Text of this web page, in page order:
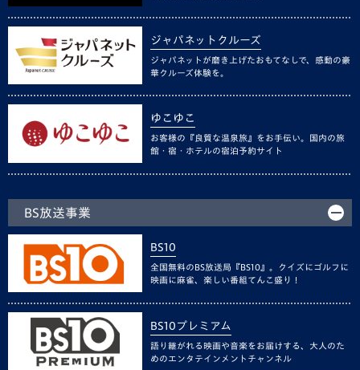
ジャパネットクルーズ
ジャパネットが磨き上げたおもてなしで、感動の豪
華クルーズ体験を。
ゆこゆこ
お客様の『良質な温泉旅』をお手伝い。国内の旅
館・宿・ホテルの宿泊予約サイト
BS放送事業
BS10
全国無料のBS放送局『BS10』。クイズにゴルフに
映画に麻雀、楽しい番組てんこ盛り！
BS10プレミアム
語り継がれる映画や音楽をお届けする、大人のた
めのエンタテインメントチャンネル